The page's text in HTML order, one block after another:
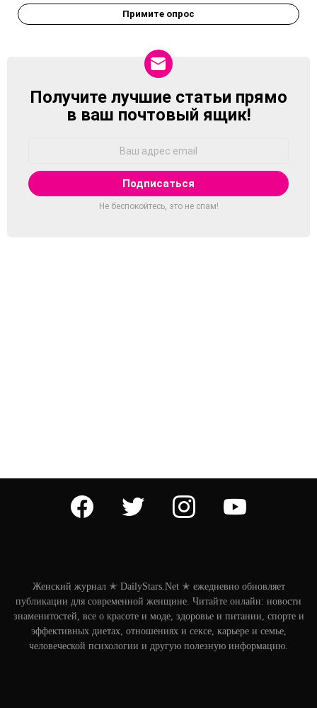
Примите опрос
NEWSLETTER
Получите лучшие статьи прямо
в ваш почтовый ящик!
Не беспокойтесь, это не спам!
facebook twitter instagram
Женский журнал ✭ DailyStars.Net ✭ ежедневно обновляет
публикации для современной женщине. Читайте онлайн: новости
знаменитостей, все о красоте и моде, здоровье и питании, спорте и
эффективных диетах, отношениях и сексе, карьере и семье,
человеческой психологии и другую полезную информацию.